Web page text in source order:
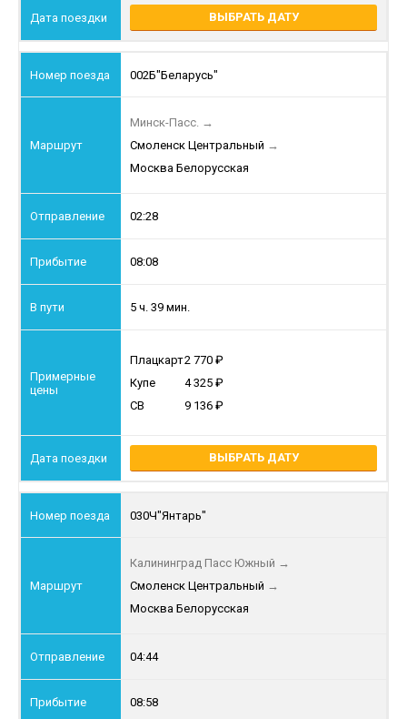
ВЫБРАТЬ ДАТУ
002Б"Беларусь"
Минск-Пасс. →
Смоленск Центральный →
Москва Белорусская
02:28
08:08
5 ч. 39 мин.
Плацкарт2 770
Купе
4 325
СВ
9 136
ВЫБРАТЬ ДАТУ
030Ч"Янтарь"
Калининград Пасс Южный →
Смоленск Центральный →
Москва Белорусская
04:44
08:58